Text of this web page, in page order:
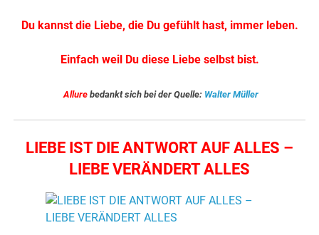
Du kannst die Liebe, die Du gefühlt hast, immer leben.
Einfach weil Du diese Liebe selbst bist.
Allure bedankt sich bei der Quelle: Walter Müller
LIEBE IST DIE ANTWORT AUF ALLES –
LIEBE VERÄNDERT ALLES